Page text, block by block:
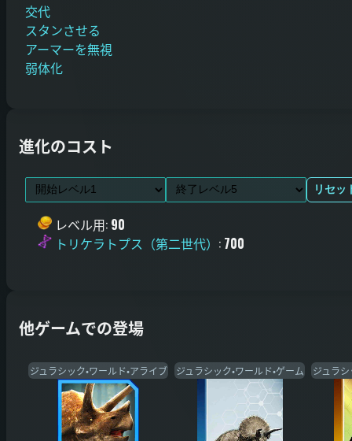
交代
スタンさせる
アーマーを無視
弱体化
進化のコスト
リセッ
レベル用: 90
トリケラトプス（第二世代） : 700
他ゲームでの登場
ジュラシック・ワールド・アライブ ジュラシック・ワールド・ゲーム ジュラシ